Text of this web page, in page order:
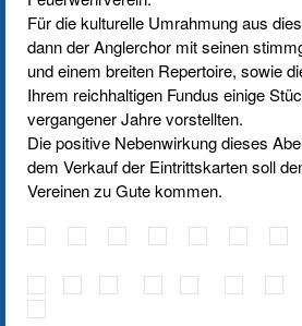
Für die kulturelle Umrahmung aus
dann der Anglerchor mit seinen
und einem breiten Repertoire, sowie
Ihrem reichhaltigen Fundus einige
vergangener Jahre vorstellten.
Die positive Nebenwirkung dieses
dem Verkauf der Eintrittskarten soll
Vereinen zu Gute kommen.